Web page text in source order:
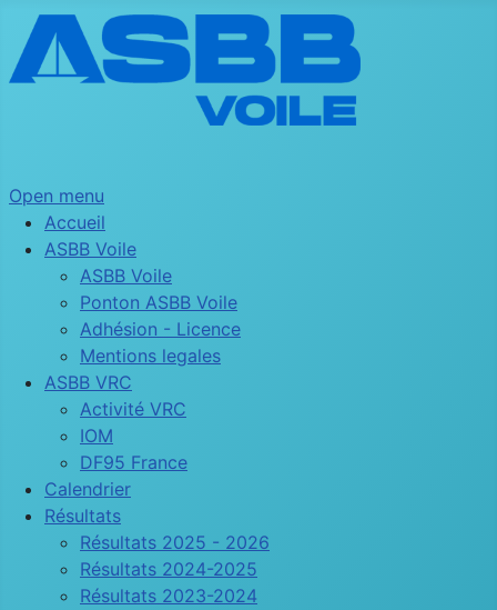
Open menu
Accueil
ASBB Voile
ASBB Voile
Ponton ASBB Voile
Adhésion - Licence
Mentions legales
ASBB VRC
Activité VRC
IOM
DF95 France
Calendrier
Résultats
Résultats 2025 - 2026
Résultats 2024-2025
Résultats 2023-2024